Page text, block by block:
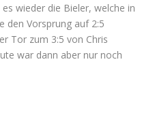
wieder die Bieler, welche in
den Vorsprung auf 2:5
Tor zum 3:5 von Chris
war dann aber nur noch